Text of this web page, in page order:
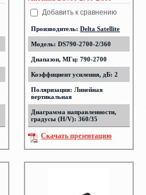
Добавить к сравнению
Производитель:Delta Satellite
Модель: DS790-2700-2/360
Диапазон, МГц: 790-2700
Коэффициент усиления, дБ: 2
Поляризация: Линейная
вертикальная
Диаграмма направленности,
градусы (H/V): 360/35
Скачать презентацию